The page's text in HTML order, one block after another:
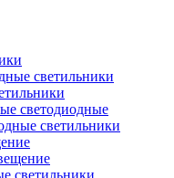
светильники
светодиодные
светильники
светильники